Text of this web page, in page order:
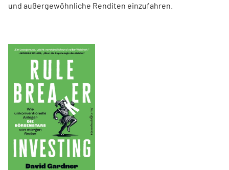
und außergewöhnliche Renditen einzufahren.